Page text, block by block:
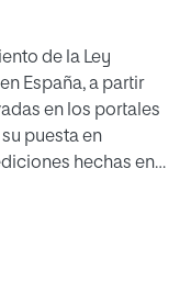
de la Ley
España, a partir
en los portales
puesta en
hechas en
de
del período
prácticos